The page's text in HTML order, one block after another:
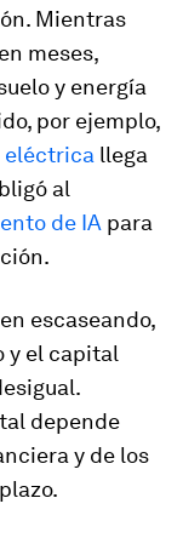
Mientras
meses,
y energía
por ejemplo,
eléctrica llega
al
de IA para
escaseando,
y el capital
depende
y de los